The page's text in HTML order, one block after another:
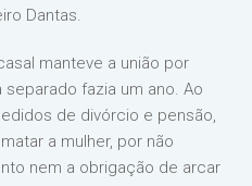
Dantas.
manteve a união por
fazia um ano. Ao
de divórcio e pensão,
a mulher, por não
nem a obrigação de arcar